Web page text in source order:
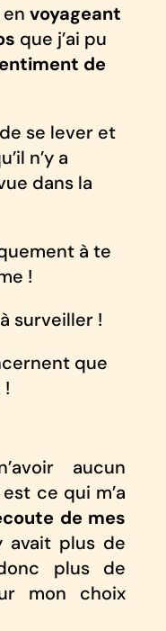
voyageant
que j’ai pu
de
se lever et
n’y a
dans la
à te
!
surveiller !
que
aucun
ce qui m’a
de mes
avait plus de
plus de
mon choix